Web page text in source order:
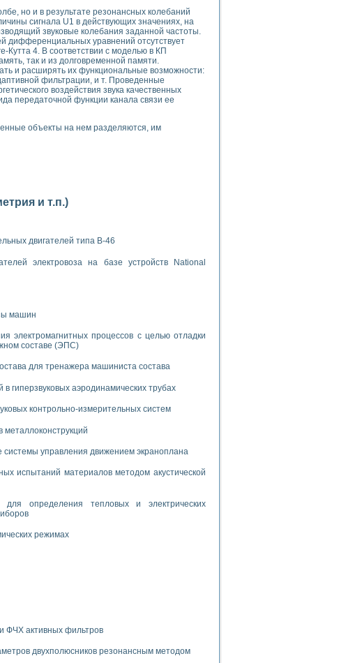
информационных технологий и программных средств
экстраполяции
6008 в среде LabVIEW
самоорганизованная критичность
с применением технологии виртуальных приборов
мембранном биореакторе
нагрузок
химических предприятий
с использованием языка программирования LabVIEW
для исследования средств измерения температуры
карбида кремния (A-SIC:H)
но и в результате резонансных колебаний
сигнала U1 в действующих значениях, на
звуковые колебания заданной частоты.
дифференциальных уравнений отсутствует
Кутта 4. В соответствии с моделью в КП
так и из долговременной памяти.
и расширять их функциональные возможности:
фильтрации, и т. Проведенные
воздействия звука качественных
передаточной функции канала связи ее
объекты на нем разделяются, им
и т.п.)
двигателей типа В-46
электровоза на базе устройств National
машин
электромагнитных процессов с целью отладки
составе (ЭПС)
для тренажера машиниста состава
гиперзвуковых аэродинамических трубах
контрольно-измерительных систем
системы управления движением экраноплана
испытаний материалов методом акустической
для определения тепловых и электрических
режимах
ФЧХ активных фильтров
двухполюсников резонансным методом